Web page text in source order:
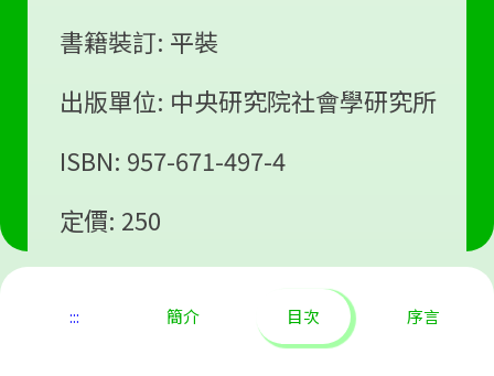
書籍裝訂: 平裝
出版單位: 中央研究院社會學研究所
ISBN: 957-671-497-4
定價: 250
::: 簡介 目次 序言